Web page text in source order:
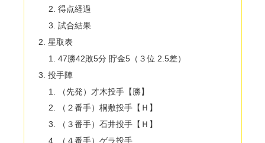
得点経過
試合結果
星取表
47勝42敗5分 貯金5（３位 2.5差）
投手陣
（先発）才木投手【勝】
（２番手）桐敷投手【Ｈ】
（３番手）石井投手【Ｈ】
（４番手）ゲラ投手